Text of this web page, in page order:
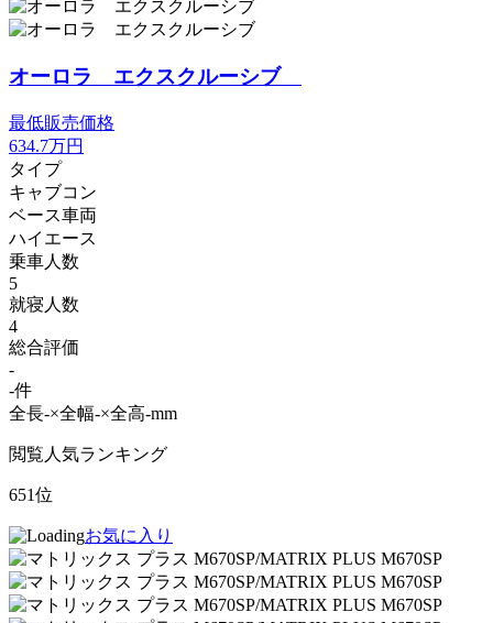
オーロラ エクスクルーシブ
最低販売価格
634.7万円
タイプ
キャブコン
ベース車両
ハイエース
乗車人数
5
就寝人数
4
総合評価
-
-件
全長-×全幅-×全高-mm
閲覧人気ランキング
651位
お気に入り